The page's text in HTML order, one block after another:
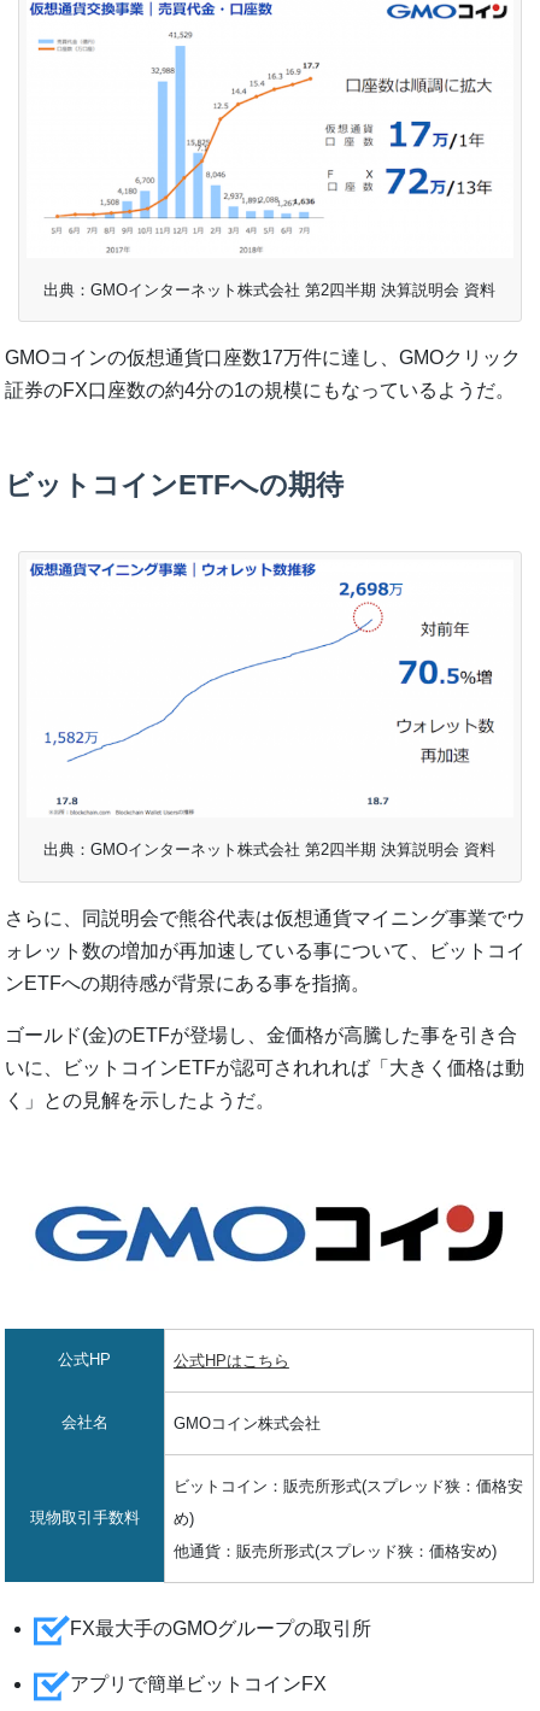
出典：GMOインターネット株式会社 第2四半期 決算説明会 資料
GMOコインの仮想通貨口座数17万件に達し、GMOクリック
証券のFX口座数の約4分の1の規模にもなっているようだ。
ビットコインETFへの期待
出典：GMOインターネット株式会社 第2四半期 決算説明会 資料
さらに、同説明会で熊谷代表は仮想通貨マイニング事業でウ
ォレット数の増加が再加速している事について、ビットコイ
ンETFへの期待感が背景にある事を指摘。
ゴールド(金)のETFが登場し、金価格が高騰した事を引き合
いに、ビットコインETFが認可されれれば「大きく価格は動
く」との見解を示したようだ。
公式HP 公式HPはこちら
会社名 GMOコイン株式会社
現物取引手数料
ビットコイン：販売所形式(スプレッド狭：価格安
め)
他通貨：販売所形式(スプレッド狭：価格安め)
FX最大手のGMOグループの取引所
アプリで簡単ビットコインFX